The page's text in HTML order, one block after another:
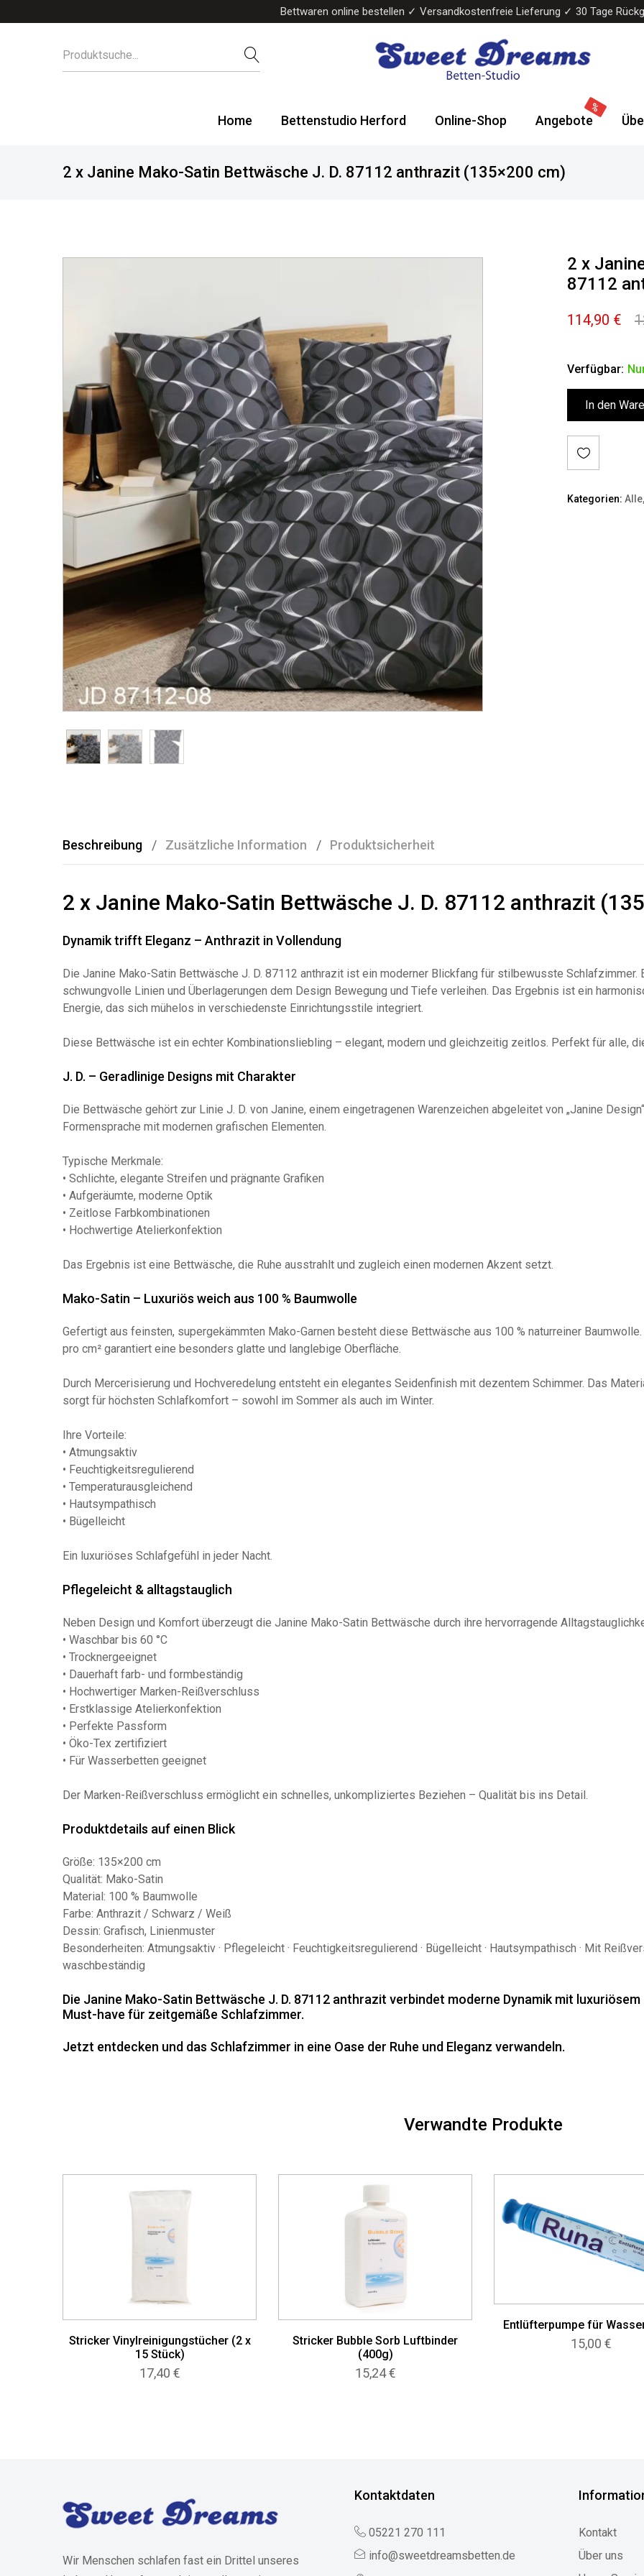
Bettwaren online bestellen ✓ Versandkostenfreie Lieferung ✓ 30 Tage
Bettenstudio
Boxspringbetten
Home Bettenstudio Herford Online-Shop Angebote
2 x Janine Mako-Satin Bettwäsche J. D. 87112 anthrazit (135×200 cm)
2 x
87112
114,90 €
Verfügbar:
In den
Kategorien: Alle
Beschreibung Zusätzliche Information Produktsicherheit
2 x Janine Mako-Satin Bettwäsche J. D. 87112 anthrazit
Dynamik trifft Eleganz – Anthrazit in Vollendung
Die Janine Mako-Satin Bettwäsche J. D. 87112 anthrazit ist ein moderner Blickfang für stilbewusste
schwungvolle Linien und Überlagerungen dem Design Bewegung und Tiefe verleihen. Das Ergebnis ist ein
Energie, das sich mühelos in verschiedenste Einrichtungsstile integriert.
Diese Bettwäsche ist ein echter Kombinationsliebling – elegant, modern und gleichzeitig zeitlos. Perfekt für alle,
J. D. – Geradlinige Designs mit Charakter
Die Bettwäsche gehört zur Linie J. D. von Janine, einem eingetragenen Warenzeichen abgeleitet von „Janine
Formensprache mit modernen grafischen Elementen.
Typische Merkmale:
• Schlichte, elegante Streifen und prägnante Grafiken
• Aufgeräumte, moderne Optik
• Zeitlose Farbkombinationen
• Hochwertige Atelierkonfektion
Das Ergebnis ist eine Bettwäsche, die Ruhe ausstrahlt und zugleich einen modernen Akzent setzt.
Mako-Satin – Luxuriös weich aus 100 % Baumwolle
Gefertigt aus feinsten, supergekämmten Mako-Garnen besteht diese Bettwäsche aus 100 % naturreiner
pro cm² garantiert eine besonders glatte und langlebige Oberfläche.
Durch Mercerisierung und Hochveredelung entsteht ein elegantes Seidenfinish mit dezentem Schimmer. Das
sorgt für höchsten Schlafkomfort – sowohl im Sommer als auch im Winter.
Ihre Vorteile:
• Atmungsaktiv
• Feuchtigkeitsregulierend
• Temperaturausgleichend
• Hautsympathisch
• Bügelleicht
Ein luxuriöses Schlafgefühl in jeder Nacht.
Pflegeleicht & alltagstauglich
Neben Design und Komfort überzeugt die Janine Mako-Satin Bettwäsche durch ihre hervorragende
• Waschbar bis 60 °C
• Trocknergeeignet
• Dauerhaft farb- und formbeständig
• Hochwertiger Marken-Reißverschluss
• Erstklassige Atelierkonfektion
• Perfekte Passform
• Öko-Tex zertifiziert
• Für Wasserbetten geeignet
Der Marken-Reißverschluss ermöglicht ein schnelles, unkompliziertes Beziehen – Qualität bis ins Detail.
Produktdetails auf einen Blick
Größe: 135×200 cm
Qualität: Mako-Satin
Material: 100 % Baumwolle
Farbe: Anthrazit / Schwarz / Weiß
Dessin: Grafisch, Linienmuster
Besonderheiten: Atmungsaktiv · Pflegeleicht · Feuchtigkeitsregulierend · Bügelleicht · Hautsympathisch · Mit
waschbeständig
Die Janine Mako-Satin Bettwäsche J. D. 87112 anthrazit verbindet moderne Dynamik mit
Must-have für zeitgemäße Schlafzimmer.
Jetzt entdecken und das Schlafzimmer in eine Oase der Ruhe und Eleganz verwandeln.
Verwandte Produkte
Stricker Vinylreinigungstücher (2 x
15 Stück)
17,40 €
Stricker Bubble Sorb Luftbinder
(400g)
15,24€
Entlüfterpumpe für
15,00 €
Wir Menschen schlafen fast ein Drittel unseres
Kontaktdaten
05221 270 111
info@sweetdreamsbetten.de
Kontakt
Über uns